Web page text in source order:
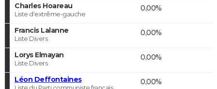
Charles Hoareau
Liste d'extrême-gauche
0,00%
Francis Lalanne
Liste Divers
0,00%
Lorys Elmayan
Liste Divers
0,00%
Léon Deffontaines
Liste du Parti communiste français
0,00%